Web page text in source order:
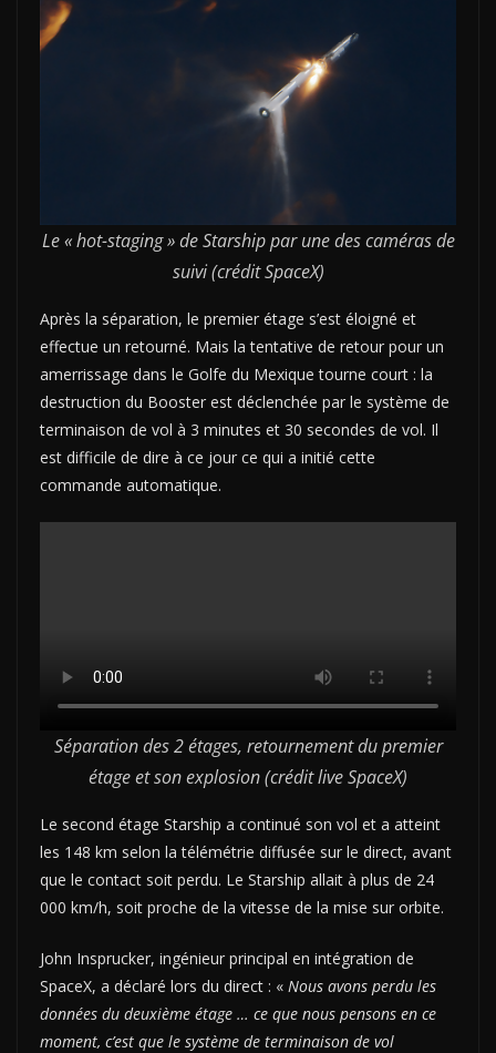
Le « hot-staging » de Starship par une des caméras de
suivi (crédit SpaceX)
Après la séparation, le premier étage s’est éloigné et
effectue un retourné. Mais la tentative de retour pour un
amerrissage dans le Golfe du Mexique tourne court : la
destruction du Booster est déclenchée par le système de
terminaison de vol à 3 minutes et 30 secondes de vol. Il
est difficile de dire à ce jour ce qui a initié cette
commande automatique.
Séparation des 2 étages, retournement du premier
étage et son explosion (crédit live SpaceX)
Le second étage Starship a continué son vol et a atteint
les 148 km selon la télémétrie diffusée sur le direct, avant
que le contact soit perdu. Le Starship allait à plus de 24
000 km/h, soit proche de la vitesse de la mise sur orbite.
John Insprucker, ingénieur principal en intégration de
SpaceX, a déclaré lors du direct : « Nous avons perdu les
données du deuxième étage … ce que nous pensons en ce
moment, c’est que le système de terminaison de vol